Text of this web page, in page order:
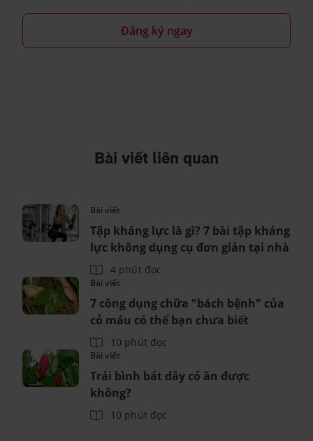
Đăng ký ngay
Bài viết liên quan
Bài viết
Tập kháng lực là gì? 7 bài tập kháng
lực không dụng cụ đơn giản tại nhà
4 phút đọc
Bài viết
7 công dụng chữa "bách bệnh" của
cỏ máu có thể bạn chưa biết
10 phút đọc
Bài viết
Trái bình bát dây có ăn được
không?
10 phút đọc